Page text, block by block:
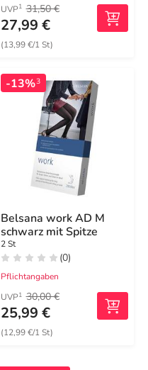
UVP1 31,50 €
27,99 €
(13,99 €/1 St)
-13%3
Belsana work AD M
schwarz mit Spitze
2 St
(0)
Pflichtangaben
UVP1 30,00 €
25,99 €
(12,99 €/1 St)